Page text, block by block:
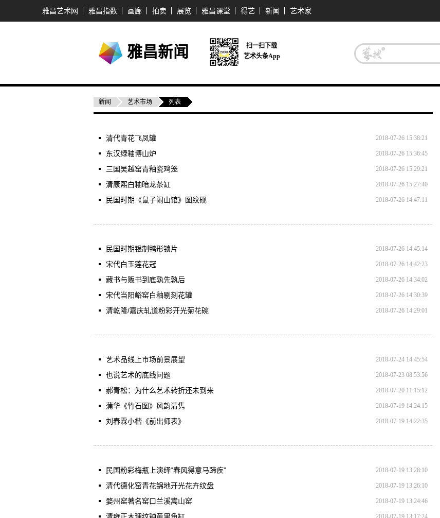
雅昌艺术网 雅昌指数 画廊 拍卖 展览 雅昌课堂 得艺 新闻 艺术家
雅昌新闻
扫一扫下载
艺术头条App
新闻 艺术市场 列表
2018-07-26 15:38:21
清代青花飞凤罐
2018-07-26 15:36:45
东汉绿釉博山炉
2018-07-26 15:29:21
三国吴越窑青釉瓷鸡笼
2018-07-26 15:27:40
清康熙白釉暗龙茶缸
2018-07-26 14:47:11
民国时期《鼠子闹山馆》图纹砚
2018-07-26 14:45:14
民国时期银制鸭形锁片
2018-07-26 14:42:23
宋代白玉莲花冠
2018-07-26 14:34:02
藏书与贩书到底孰先孰后
2018-07-26 14:30:39
宋代当阳峪窑白釉剔刻花罐
2018-07-26 14:29:01
清乾隆/嘉庆轧道粉彩开光菊花碗
2018-07-24 14:45:54
艺术品线上市场前景展望
2018-07-23 08:53:56
也说艺术的底线问题
2018-07-20 11:15:12
郝青松：为什么艺术转折还未到来
2018-07-19 14:24:15
蒲华《竹石图》风韵清隽
2018-07-19 14:22:35
刘春霖小楷《前出师表》
2018-07-19 13:28:10
民国粉彩梅瓶上演绎“春风得意马蹄疾”
2018-07-19 13:26:10
清代德化窑青花锦地开光花卉纹盘
2018-07-19 13:24:46
婺州窑著名窑口兰溪嵩山窑
2018-07-19 13:17:24